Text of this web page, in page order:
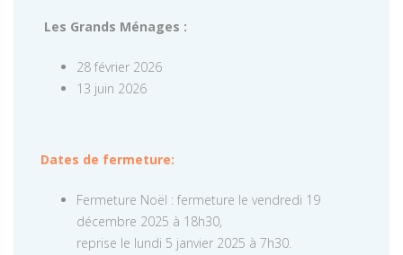
Les Grands Ménages :
28 février 2026
13 juin 2026
Dates de fermeture:
Fermeture Noël : fermeture le vendredi 19
décembre 2025 à 18h30,
reprise le lundi 5 janvier 2025 à 7h30.